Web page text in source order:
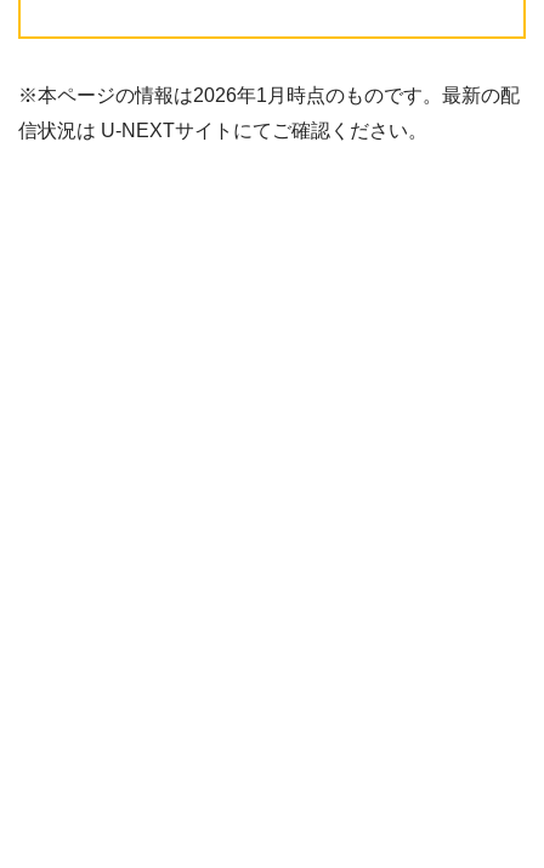
※本ページの情報は2026年1月時点のものです。最新の配
信状況は U-NEXTサイトにてご確認ください。